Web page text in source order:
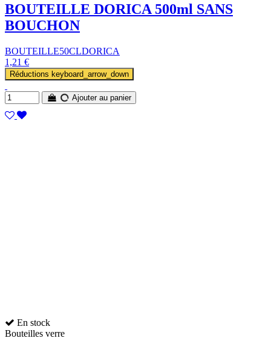
BOUTEILLE DORICA 500ml SANS
BOUCHON
BOUTEILLE50CLDORICA
1,21 €
Réductions keyboard_arrow_down
Ajouter au panier
En stock
Bouteilles verre